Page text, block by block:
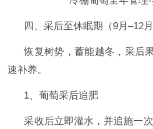
四、采后至休眠期（9月–12月
恢复树势，蓄能越冬 ， 采后
速补养。
1、葡萄‌采后追肥‌
采收后立即灌水，并追施一